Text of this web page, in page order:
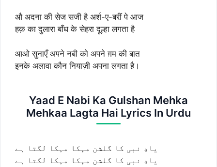
औ अदना की सेज सजी है अर्श-ए-बरीं पे आज
हक़ का दुलारा बाँध के सेहरा दूल्हा लगता है
आओ सुनाएँ अपने नबी को अपने ग़म की बात
इनके अलावा कौन नियाज़ी अपना लगता है।
Yaad E Nabi Ka Gulshan Mehka
Mehkaa Lagta Hai Lyrics In Urdu
یادِ نبی کا گلشن مہکا مہکا لگتا ہے
یادِ نبی کا گلشن مہکا مہکا لگتا ہے